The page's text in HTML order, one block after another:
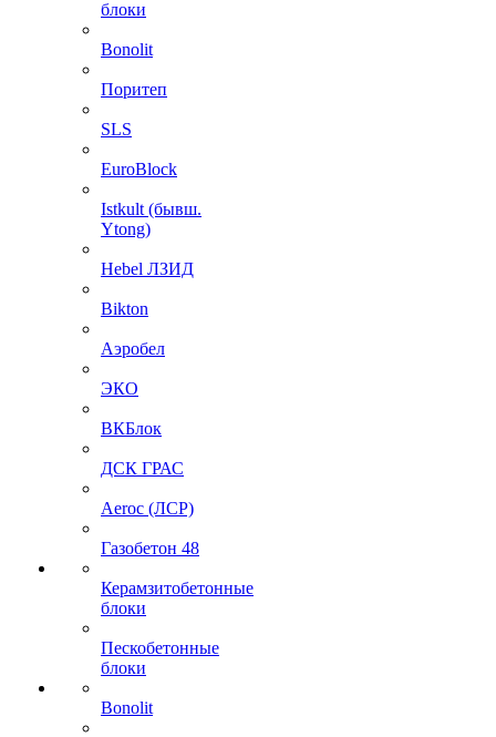
блоки
Bonolit
Поритеп
SLS
EuroBlock
Istkult (бывш.
Ytong)
Hebel ЛЗИД
Bikton
Аэробел
ЭКО
ВКБлок
ДСК ГРАС
Aeroc (ЛСР)
Газобетон 48
Керамзитобетонные
блоки
Пескобетонные
блоки
Bonolit